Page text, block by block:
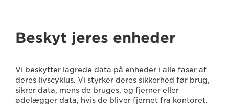
Beskyt jeres enheder
Vi beskytter lagrede data på enheder i alle faser af
deres livscyklus. Vi styrker deres sikkerhed før brug,
sikrer data, mens de bruges, og fjerner eller
ødelægger data, hvis de bliver fjernet fra kontoret.